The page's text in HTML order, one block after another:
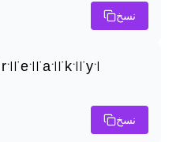
نسخ
نسخ